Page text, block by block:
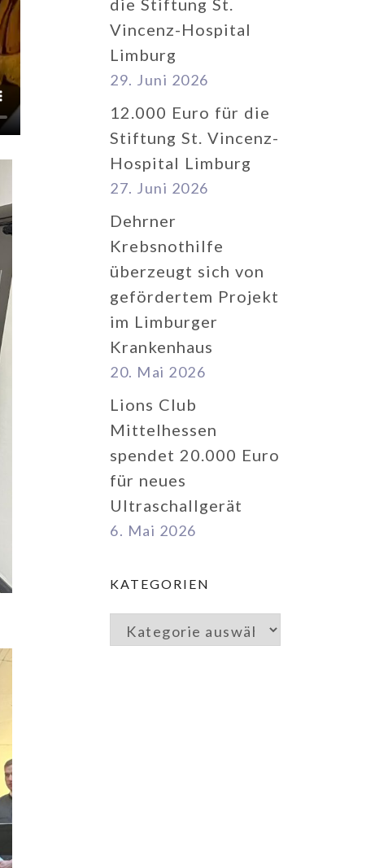
die Stiftung St.
Vincenz-Hospital
Limburg
29. Juni 2026
12.000 Euro für die
Stiftung St. Vincenz-
Hospital Limburg
27. Juni 2026
Dehrner
Krebsnothilfe
überzeugt sich von
gefördertem Projekt
im Limburger
Krankenhaus
20. Mai 2026
Lions Club
Mittelhessen
spendet 20.000 Euro
für neues
Ultraschallgerät
6. Mai 2026
KATEGORIEN